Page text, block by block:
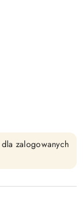
zalogowanych